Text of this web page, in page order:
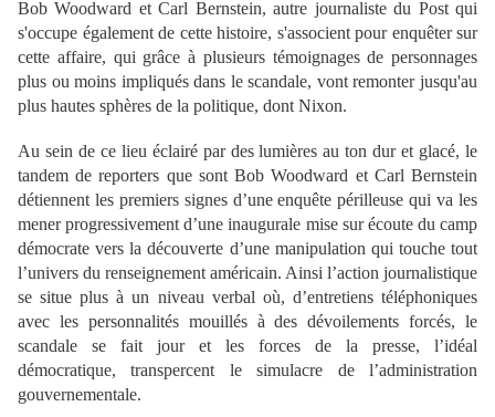
Bob Woodward et Carl Bernstein, autre journaliste du Post qui
s'occupe également de cette histoire, s'associent pour enquêter sur
cette affaire, qui grâce à plusieurs témoignages de personnages
plus ou moins impliqués dans le scandale, vont remonter jusqu'au
plus hautes sphères de la politique, dont Nixon.
Au sein de ce lieu éclairé par des lumières au ton dur et glacé, le
tandem de reporters que sont Bob Woodward et Carl Bernstein
détiennent les premiers signes d’une enquête périlleuse qui va les
mener progressivement d’une inaugurale mise sur écoute du camp
démocrate vers la découverte d’une manipulation qui touche tout
l’univers du renseignement américain. Ainsi l’action journalistique
se situe plus à un niveau verbal où, d’entretiens téléphoniques
avec les personnalités mouillés à des dévoilements forcés, le
scandale se fait jour et les forces de la presse, l’idéal
démocratique, transpercent le simulacre de l’administration
gouvernementale.